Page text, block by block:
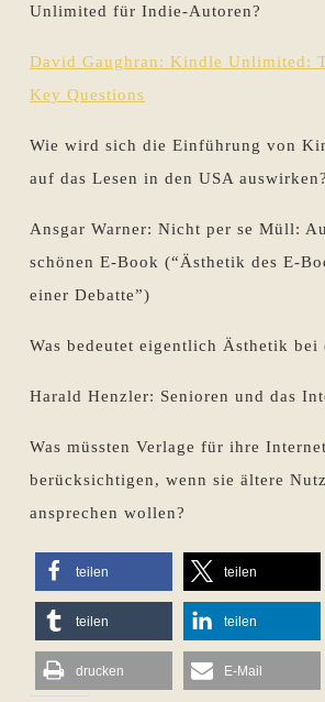
Unlimited für Indie-Autoren?
David Gaughran: Kindle Unlimited:
Key Questions
Wie wird sich die Einführung von
auf das Lesen in den USA auswirken?
Ansgar Warner: Nicht per se Müll:
schönen E-Book (“Ästhetik des E-
einer Debatte”)
Was bedeutet eigentlich Ästhetik bei
Harald Henzler: Senioren und das
Was müssten Verlage für ihre
berücksichtigen, wenn sie ältere
ansprechen wollen?
teilen teilen
teilen teilen
drucken E-Mail